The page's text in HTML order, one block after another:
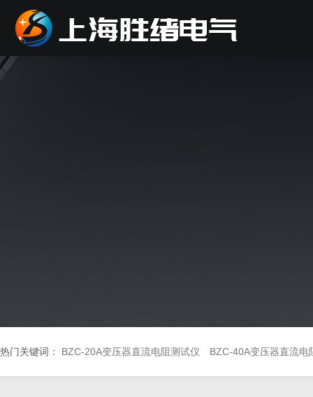
热门关键词： BZC-20A变压器直流电阻测试仪 BZC-40A变压器直流电